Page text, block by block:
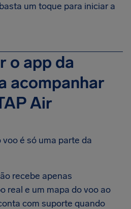
um toque para iniciar a
o app da
acompanhar
Air
é só uma parte da
recebe apenas
real e um mapa do voo ao
com suporte quando